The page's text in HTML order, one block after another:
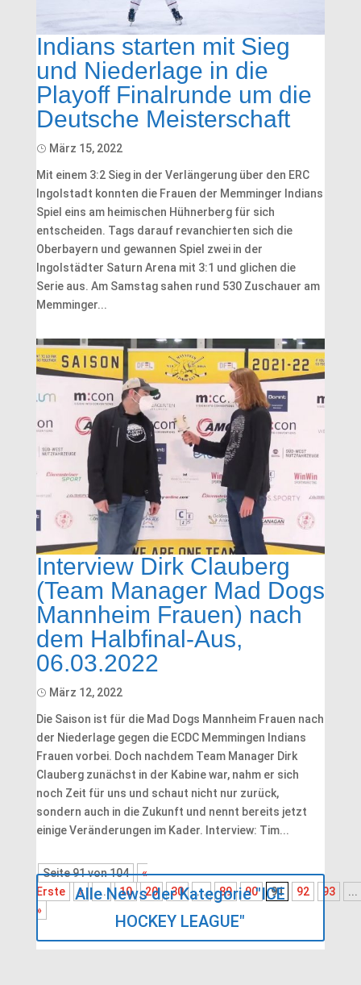
Indians starten mit Sieg
und Niederlage in die
Playoff Finalrunde um die
Deutsche Meisterschaft
März 15, 2022
Mit einem 3:2 Sieg in der Verlängerung über den ERC
Ingolstadt konnten die Frauen der Memminger Indians
Spiel eins am heimischen Hühnerberg für sich
entscheiden. Tags darauf revanchierten sich die
Oberbayern und gewannen Spiel zwei in der
Ingolstädter Saturn Arena mit 3:1 und glichen die
Serie aus. Am Samstag sahen rund 530 Zuschauer am
Memminger...
Interview Dirk Clauberg
(Team Manager Mad Dogs
Mannheim Frauen) nach
dem Halbfinal-Aus,
06.03.2022
März 12, 2022
Die Saison ist für die Mad Dogs Mannheim Frauen nach
der Niederlage gegen die ECDC Memmingen Indians
Frauen vorbei. Doch nachdem Team Manager Dirk
Clauberg zunächst in der Kabine war, nahm er sich
noch Zeit für uns und schaut nicht nur zurück,
sondern auch in die Zukunft und nennt bereits jetzt
einige Veränderungen im Kader. Interview: Tim...
Seite 91 von 104
«
Erste
« ... 10 20 30 ... 89 90 91 92 93
...
»
Alle News der Kategorie "ICE
HOCKEY LEAGUE"